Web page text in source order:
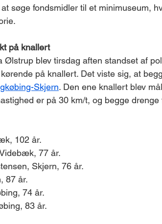
søge fondsmidler til et minimuseum,
på knallert
Ølstrup blev tirsdag aften standset af
på knallert. Det viste sig, at
Skjern. Den ene knallert blev
er på 30 km/t, og begge drenge
102 år.
77 år.
Skjern, 76 år.
87 år.
74 år.
83 år.